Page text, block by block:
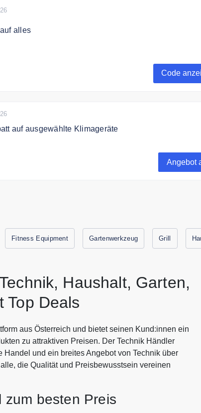
alles
Code
auf ausgewählte Klimageräte
Angebot
Fitness Equipment Gartenwerkzeug Grill
Haushalt, Garten,
Top Deals
aus Österreich und bietet seinen Kund:innen ein
zu attraktiven Preisen. Der Technik Händler
und ein breites Angebot von Technik über
die Qualität und Preisbewusstsein vereinen
besten Preis